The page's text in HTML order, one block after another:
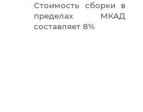
Стоимость сборки в
пределах МКАД
составляет 8%